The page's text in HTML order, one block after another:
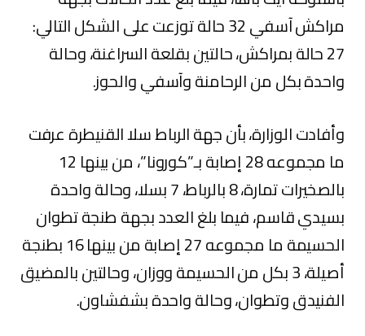
مراكش آسفي 32 حالة توزعت على الشكل التالي:
27 حالة بمراكش، حالتين بقلعة السراغنة، وحالة
واحدة بكل من الرحامنة وآسفي والحوز.
وأفادت الوزارة، بأن جهة الرباط سلا القنيطرة عرفت
ما مجموعه 28 إصابة بـ”كورونا”، من بينها 12
بالصخيرات تمارة، 8 بالرباط، 7 بسلا، وحالة واحدة
بسيدي قاسم، فيما بلغ العدد بجهة طنجة تطوان
الحسيمة ما مجموعه 27 إصابة من بينها 16 بطنجة
أصيلة، 3 بكل من الحسيمة ووزان، وحالتين بالمضيق
الفنيدق وتطوان، وحالة واحدة بشفشاون.